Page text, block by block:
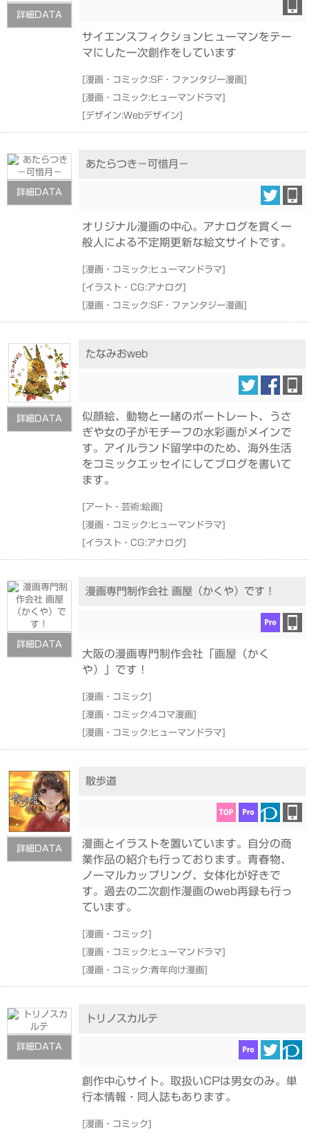
詳細DATA
サイエンスフィクションヒューマンをテー
マにした一次創作をしています
[漫画・コミック:SF・ファンタジー漫画]
[漫画・コミック:ヒューマンドラマ]
[デザイン:Webデザイン]
詳細DATA
あたらつき－可惜月－
オリジナル漫画の中心。アナログを貫く一
般人による不定期更新な絵文サイトです。
[漫画・コミック:ヒューマンドラマ]
[イラスト・CG:アナログ]
[漫画・コミック:SF・ファンタジー漫画]
詳細DATA
たなみおweb
似顔絵、動物と一緒のポートレート、うさ
ぎや女の子がモチーフの水彩画がメインで
す。アイルランド留学中のため、海外生活
をコミックエッセイにしてブログを書いて
ます。
[アート・芸術:絵画]
[漫画・コミック:ヒューマンドラマ]
[イラスト・CG:アナログ]
詳細DATA
漫画専門制作会社 画屋（かくや）です！
大阪の漫画専門制作会社「画屋（かく
や）」です！
[漫画・コミック]
[漫画・コミック:4コマ漫画]
[漫画・コミック:ヒューマンドラマ]
詳細DATA
散歩道
漫画とイラストを置いています。自分の商
業作品の紹介も行っております。青春物、
ノーマルカップリング、女体化が好きで
す。過去の二次創作漫画のweb再録も行っ
ています。
[漫画・コミック]
[漫画・コミック:ヒューマンドラマ]
[漫画・コミック:青年向け漫画]
詳細DATA
トリノスカルテ
創作中心サイト。取扱いCPは男女のみ。単
行本情報・同人誌もあります。
[漫画・コミック]